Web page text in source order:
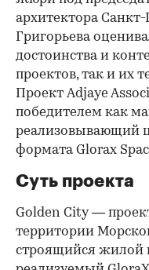
архитектора
Григорьева
достоинства и
проектов, так и их
Проект Adjaye
победителем как
реализовывающий
формата Glorax
Суть проекта
Golden City —
территории
строящийся жилой